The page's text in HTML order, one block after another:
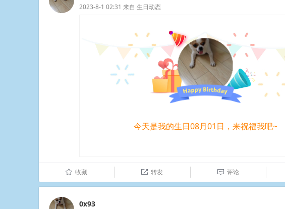
2023-8-1 02:31 来自 生日动态
今天是我的生日08月01日，来祝福我吧~
û 收藏  转发  评论
0x93